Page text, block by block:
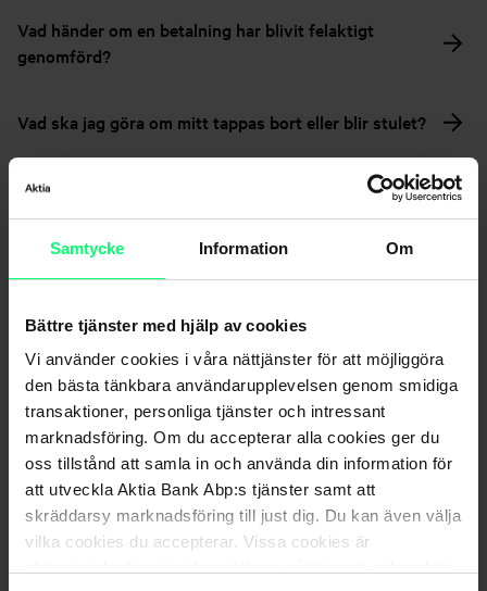
Samtycke Information Om
Bättre tjänster med hjälp av cookies
Vi använder cookies i våra nättjänster för att möjliggöra
den bästa tänkbara användarupplevelsen genom smidiga
transaktioner, personliga tjänster och intressant
marknadsföring. Om du accepterar alla cookies ger du
oss tillstånd att samla in och använda din information för
att utveckla Aktia Bank Abp:s tjänster samt att
skräddarsy marknadsföring till just dig. Du kan även välja
vilka cookies du accepterar. Vissa cookies är
Vad händer om en betalning har blivit felaktigt
genomförd?
Vad ska jag göra om mitt tappas bort eller blir stulet?
Vad ska jag göra om mitt tappas bort eller blir stulet
utomlands?
Kan jag spärra mitt kort tillfälligt?
Hur bekräftar jag internetköp?
Jag har ett Finnair Visa Credit-kort, varför ser jag inte
Avios på medlemskontot?
Hur många Finnair Avios samlar jag för varje euro jag
använder?